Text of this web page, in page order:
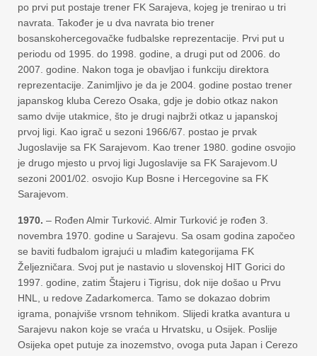
po prvi put postaje trener FK Sarajeva, kojeg je trenirao u tri
navrata. Također je u dva navrata bio trener
bosanskohercegovačke fudbalske reprezentacije. Prvi put u
periodu od 1995. do 1998. godine, a drugi put od 2006. do
2007. godine. Nakon toga je obavljao i funkciju direktora
reprezentacije. Zanimljivo je da je 2004. godine postao trener
japanskog kluba Cerezo Osaka, gdje je dobio otkaz nakon
samo dvije utakmice, što je drugi najbrži otkaz u japanskoj
prvoj ligi. Kao igrač u sezoni 1966/67. postao je prvak
Jugoslavije sa FK Sarajevom. Kao trener 1980. godine osvojio
je drugo mjesto u prvoj ligi Jugoslavije sa FK Sarajevom.U
sezoni 2001/02. osvojio Kup Bosne i Hercegovine sa FK
Sarajevom.
1970. – Rođen Almir Turković. Almir Turković je rođen 3.
novembra 1970. godine u Sarajevu. Sa osam godina započeo
se baviti fudbalom igrajući u mlađim kategorijama FK
Željezničara. Svoj put je nastavio u slovenskoj HIT Gorici do
1997. godine, zatim Štajeru i Tigrisu, dok nije došao u Prvu
HNL, u redove Zadarkomerca. Tamo se dokazao dobrim
igrama, ponajviše vrsnom tehnikom. Slijedi kratka avantura u
Sarajevu nakon koje se vraća u Hrvatsku, u Osijek. Poslije
Osijeka opet putuje za inozemstvo, ovoga puta Japan i Cerezo